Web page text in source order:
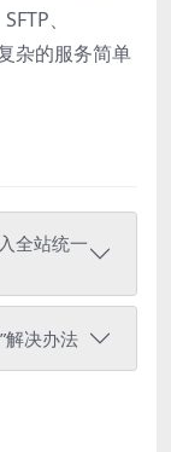
、
杂的服务简单
全站统一
解决办法